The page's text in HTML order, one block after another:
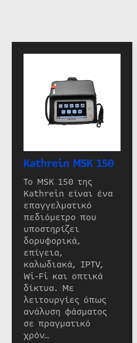
Kathrein MSK 150
Το MSK 150 της
Kathrein είναι ένα
επαγγελματικό
πεδιόμετρο που
υποστηρίζει
δορυφορικά,
επίγεια,
καλωδιακά, IPTV,
Wi-Fi και οπτικά
δίκτυα. Με
λειτουργίες όπως
ανάλυση φάσματος
σε πραγματικό
χρόν…